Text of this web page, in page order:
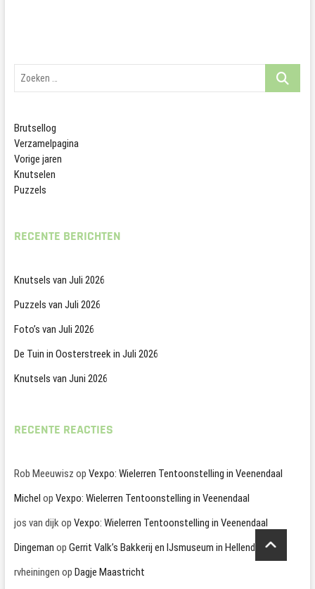
Zoeken
Brutsellog
Verzamelpagina
Vorige jaren
Knutselen
Puzzels
RECENTE BERICHTEN
Knutsels van Juli 2026
Puzzels van Juli 2026
Foto’s van Juli 2026
De Tuin in Oosterstreek in Juli 2026
Knutsels van Juni 2026
RECENTE REACTIES
Rob Meeuwisz op Vexpo: Wielerren Tentoonstelling in Veenendaal
Michel op Vexpo: Wielerren Tentoonstelling in Veenendaal
jos van dijkop Vexpo: Wielerren Tentoonstelling in Veenendaal
Dingeman op Gerrit Valk’s Bakkerij en IJsmuseum in Hellendoorn
rvheiningen op Dagje Maastricht